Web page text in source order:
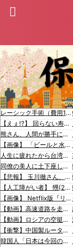
レーシック手術（費用10万円、視力2.0になる、成功率95%）←これをしない理由ｗｗ
【えぇ!?】 回らない寿司屋で、彼氏が寿司に “醤油” つけてた→私「は？30にもなって、醤油つけるとか恥ずかしい！ドン引き！低レベル!! 回転寿司しか行ったことない人はこれだから…」
熊さん、人間が勝手に山壊した結果〇されてしまう…これ半分虐〇だろ
【画像】 「ビールと水を交互に飲まないと倒れるグラス」発売
人生に疲れたから台湾を一周してきた
同僚の美人に土下座して必〇に頼んだらこうなるｗｗｗ
【悲報】 玉川徹さん、警官の発泡での包丁男〇亡に「絶対に〇刑にならない罪なのに警察が〇刑にした！」 → 元警官のマジレスがコチラ → ………
【人工障がい者】 甥(28)「両親が亡くなったんで僕のこと引き取ってほしいんですけど！」なんでいい年したヒキニートを引き取らなきゃいけないんだ...
【画像】 Netflix版『リボンの騎士』、とんでもない事になるｗｗｗｗｗ
【動画】高速道路を走行中の車からリアガラスが飛んでくる事故(ﾟoﾟ)
【動画】ロシアの空挺兵、パラシュートが開かずに墜落してしまう。
【衝撃】中国製ルーター20機種にバックドア発見！ ネットに繋ぐだけで35秒ごとに中国のサーバーと通信
韓国人「日本は今回の地震でも段ボールベッドを出してきたので後進国なのは変わらないようです」